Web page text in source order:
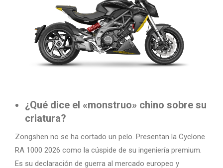
¿Qué dice el «monstruo» chino sobre su
criatura?
Zongshen no se ha cortado un pelo. Presentan la Cyclone
RA 1000 2026 como la cúspide de su ingeniería premium.
Es su declaración de guerra al mercado europeo y